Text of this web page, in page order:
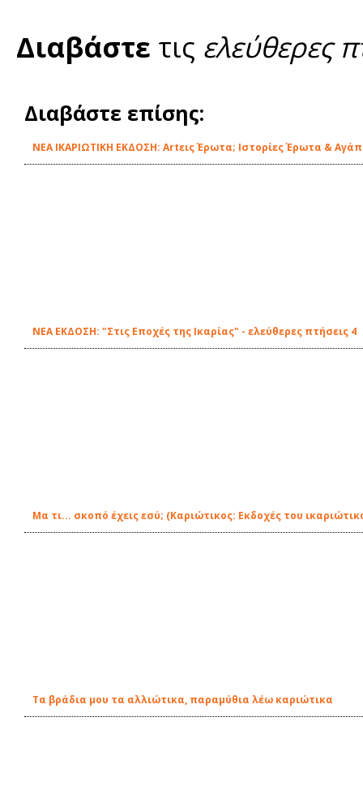
Διαβάστε τις ελεύθερες
Διαβάστε επίσης:
ΝΕΑ ΙΚΑΡΙΩΤΙΚΗ ΕΚΔΟΣΗ: Artεις Έρωτα; Ιστορίες Έρωτα &
ΝΕΑ ΕΚΔΟΣΗ: "Στις Εποχές της Ικαρίας" - ελεύθερες πτήσεις 4
Μα τι... σκοπό έχεις εσύ; (Καριώτικος: Εκδοχές του
Τα βράδια μου τα αλλιώτικα, παραμύθια λέω καριώτικα